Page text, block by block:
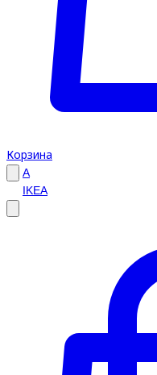
Корзина
A
IKEA